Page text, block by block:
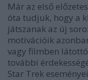
Már az első előzetes
óta tudjuk, hogy a
játszanak az új
motivációik
vagy filmben
további
Star Trek